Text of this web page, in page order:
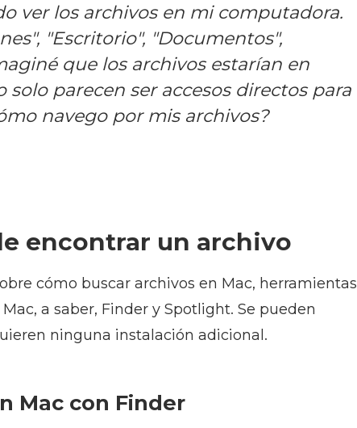
ver los archivos en mi computadora.
"Escritorio", "Documentos",
que los archivos estarían en
solo parecen ser accesos directos para
navego por mis archivos?
encontrar un archivo
cómo buscar archivos en Mac, herramientas
a saber, Finder y Spotlight. Se pueden
ninguna instalación adicional.
Mac con Finder